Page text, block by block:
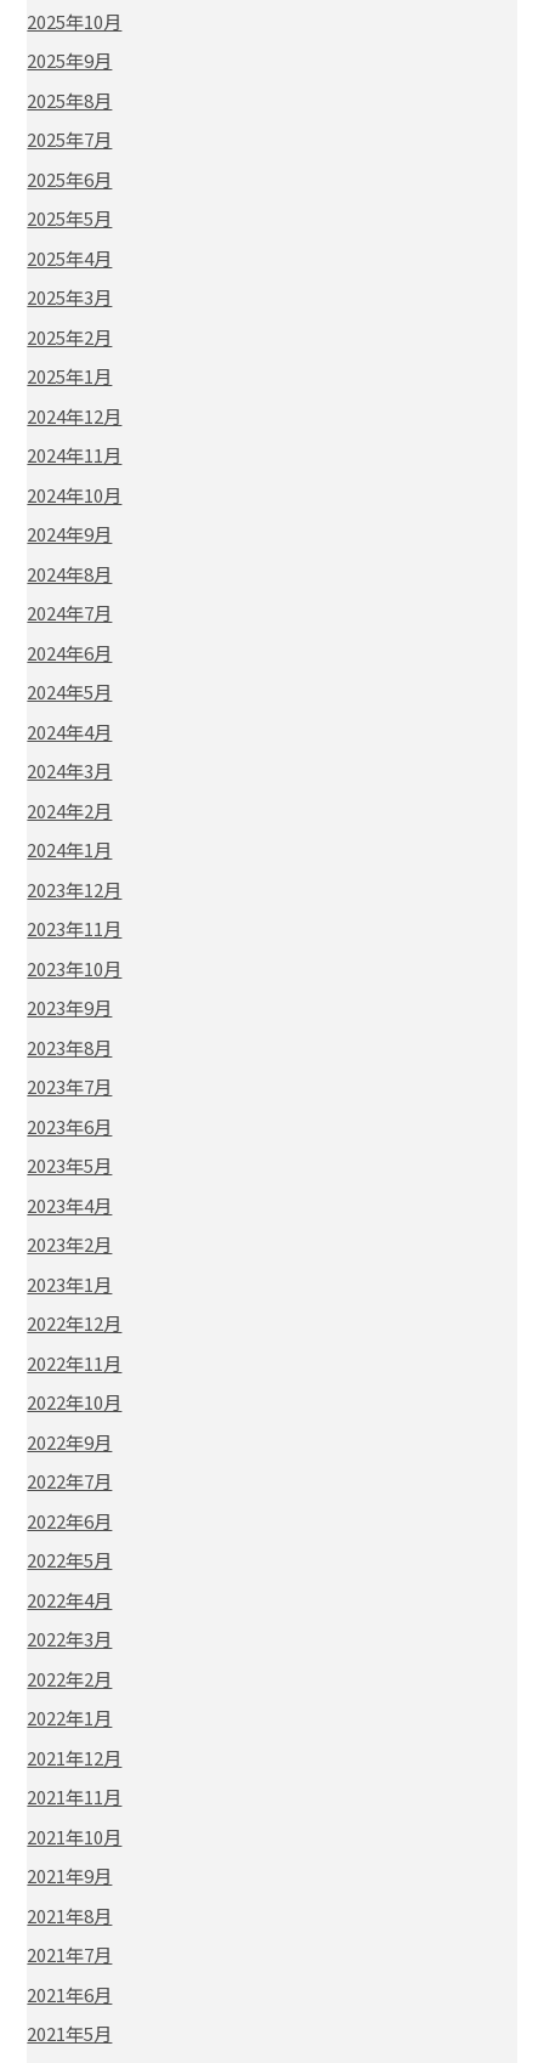
2025年10月
2025年9月
2025年8月
2025年7月
2025年6月
2025年5月
2025年4月
2025年3月
2025年2月
2025年1月
2024年12月
2024年11月
2024年10月
2024年9月
2024年8月
2024年7月
2024年6月
2024年5月
2024年4月
2024年3月
2024年2月
2024年1月
2023年12月
2023年11月
2023年10月
2023年9月
2023年8月
2023年7月
2023年6月
2023年5月
2023年4月
2023年2月
2023年1月
2022年12月
2022年11月
2022年10月
2022年9月
2022年7月
2022年6月
2022年5月
2022年4月
2022年3月
2022年2月
2022年1月
2021年12月
2021年11月
2021年10月
2021年9月
2021年8月
2021年7月
2021年6月
2021年5月